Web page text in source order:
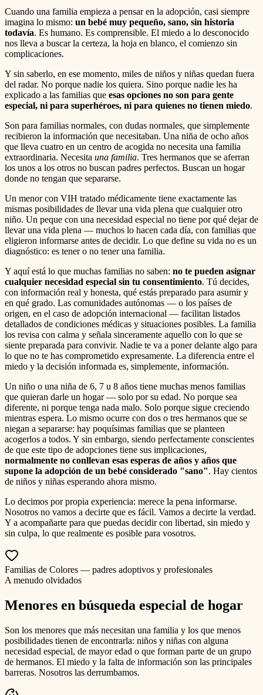
Cuando una familia empieza a pensar en la adopción, casi siempre
imagina lo mismo: un bebé muy pequeño, sano, sin historia
todavía. Es humano. Es comprensible. El miedo a lo desconocido
nos lleva a buscar la certeza, la hoja en blanco, el comienzo sin
complicaciones.
Y sin saberlo, en ese momento, miles de niños y niñas quedan fuera
del radar. No porque nadie los quiera. Sino porque nadie les ha
explicado a las familias que esas opciones no son para gente
especial, ni para superhéroes, ni para quienes no tienen miedo.
Son para familias normales, con dudas normales, que simplemente
recibieron la información que necesitaban. Una niña de ocho años
que lleva cuatro en un centro de acogida no necesita una familia
extraordinaria. Necesita una familia. Tres hermanos que se aferran
los unos a los otros no buscan padres perfectos. Buscan un hogar
donde no tengan que separarse.
Un menor con VIH tratado médicamente tiene exactamente las
mismas posibilidades de llevar una vida plena que cualquier otro
niño. Un peque con una necesidad especial no tiene por qué dejar de
llevar una vida plena — muchos lo hacen cada día, con familias que
eligieron informarse antes de decidir. Lo que define su vida no es un
diagnóstico: es tener o no tener una familia.
Y aquí está lo que muchas familias no saben: no te pueden asignar
cualquier necesidad especial sin tu consentimiento. Tú decides,
con información real y honesta, qué estás preparado para asumir y
en qué grado. Las comunidades autónomas — o los países de
origen, en el caso de adopción internacional — facilitan listados
detallados de condiciones médicas y situaciones posibles. La familia
los revisa con calma y señala sinceramente aquello con lo que se
siente preparada para convivir. Nadie te va a poner delante algo para
lo que no te has comprometido expresamente. La diferencia entre el
miedo y la decisión informada es, simplemente, información.
Un niño o una niña de 6, 7 u 8 años tiene muchas menos familias
que quieran darle un hogar — solo por su edad. No porque sea
diferente, ni porque tenga nada malo. Solo porque sigue creciendo
mientras espera. Lo mismo ocurre con dos o tres hermanos que se
niegan a separarse: hay poquísimas familias que se planteen
acogerlos a todos. Y sin embargo, siendo perfectamente conscientes
de que este tipo de adopciones tiene sus implicaciones,
normalmente no conllevan esas esperas de años y años que
supone la adopción de un bebé considerado "sano". Hay cientos
de niños y niñas esperando ahora mismo.
Lo decimos por propia experiencia: merece la pena informarse.
Nosotros no vamos a decirte que es fácil. Vamos a decirte la verdad.
Y a acompañarte para que puedas decidir con libertad, sin miedo y
sin culpa, lo que realmente es posible para vosotros.
Familias de Colores — padres adoptivos y profesionales
A menudo olvidados
Menores en búsqueda especial de hogar
Son los menores que más necesitan una familia y los que menos
posibilidades tienen de encontrarla: niños y niñas con alguna
necesidad especial, de mayor edad o que forman parte de un grupo
de hermanos. El miedo y la falta de información son las principales
barreras. Nosotros las derrumbamos.